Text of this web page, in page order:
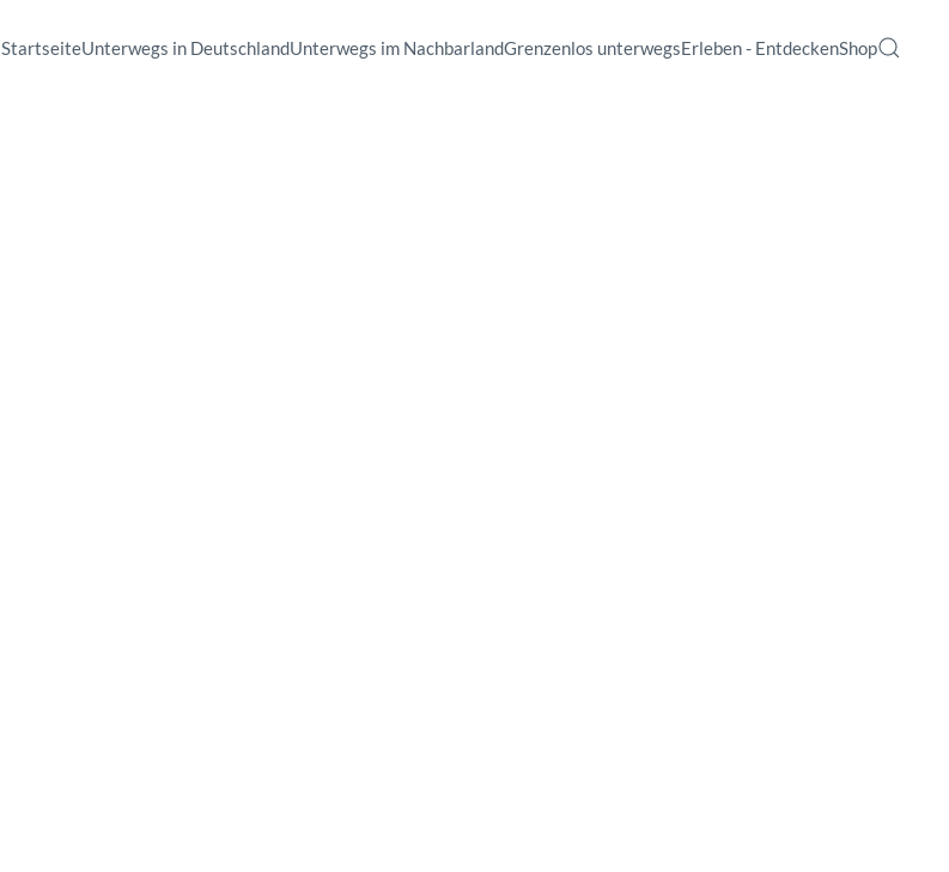
StartseiteUnterwegs in DeutschlandUnterwegs im NachbarlandGrenzenlos unterwegsErleben - EntdeckenShop